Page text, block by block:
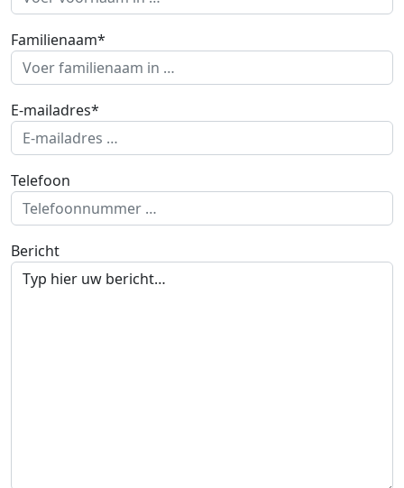
Familienaam*
E-mailadres*
Telefoon
Bericht